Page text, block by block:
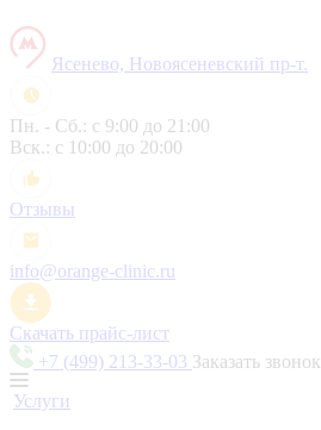
Ясенево, Новоясеневский пр-т.
Пн. - Сб.: с 9:00 до 21:00
Вск.: с 10:00 до 20:00
Отзывы
info@orange-clinic.ru
Скачать прайс-лист
+7 (499) 213-33-03 Заказать звонок
Услуги